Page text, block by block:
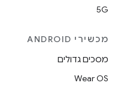
5G
מכשירי ANDROID
מסכים גדולים
Wear OS